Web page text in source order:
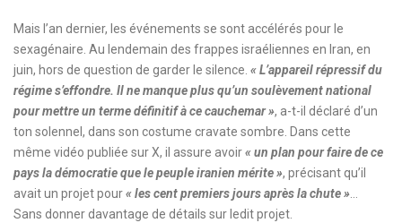
Mais l’an dernier, les événements se sont accélérés pour le
sexagénaire. Au lendemain des frappes israéliennes en Iran, en
juin, hors de question de garder le silence. « L’appareil répressif du
régime s’effondre. Il ne manque plus qu’un soulèvement national
pour mettre un terme définitif à ce cauchemar », a-t-il déclaré d’un
ton solennel, dans son costume cravate sombre. Dans cette
même vidéo publiée sur X, il assure avoir« un plan pour faire de ce
pays la démocratie que le peuple iranien mérite », précisant qu’il
avait un projet pour« les cent premiers jours après la chute »
Sans donner davantage de détails sur ledit projet.